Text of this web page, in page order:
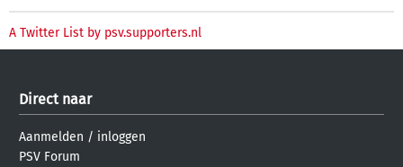
A Twitter List by psv.supporters.nl
Direct naar
Aanmelden / inloggen
PSV Forum